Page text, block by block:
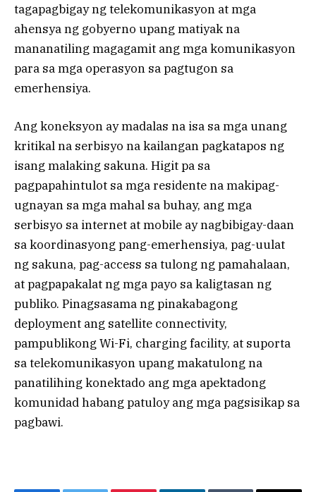
tagapagbigay ng telekomunikasyon at mga
ahensya ng gobyerno upang matiyak na
mananatiling magagamit ang mga komunikasyon
para sa mga operasyon sa pagtugon sa
emerhensiya.
Ang koneksyon ay madalas na isa sa mga unang
kritikal na serbisyo na kailangan pagkatapos ng
isang malaking sakuna. Higit pa sa
pagpapahintulot sa mga residente na makipag-
ugnayan sa mga mahal sa buhay, ang mga
serbisyo sa internet at mobile ay nagbibigay-daan
sa koordinasyong pang-emerhensiya, pag-uulat
ng sakuna, pag-access sa tulong ng pamahalaan,
at pagpapakalat ng mga payo sa kaligtasan ng
publiko. Pinagsasama ng pinakabagong
deployment ang satellite connectivity,
pampublikong Wi-Fi, charging facility, at suporta
sa telekomunikasyon upang makatulong na
panatilihing konektado ang mga apektadong
komunidad habang patuloy ang mga pagsisikap sa
pagbawi.